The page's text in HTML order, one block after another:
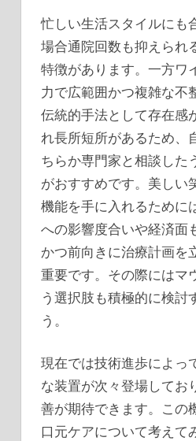
忙しい生活スタイルにも
場合通院回数も抑えられ
特徴があります。一方ワ
力で広範囲かつ複雑な不
伝統的手法として存在感
れ長所短所があるため、
ちらか専門家と相談した
がおすすめです。美しい
機能を手に入れるために
への影響度合いや経済面
かつ前向きに治療計画を
重要です。その際にはマ
う選択肢も積極的に検討
う。
現在では技術進歩によっ
な装置が次々登場してお
善が期待できます。この
口元ケアについて考えて